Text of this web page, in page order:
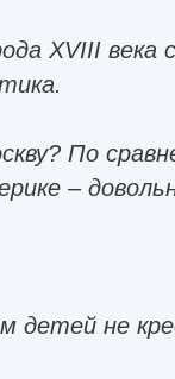
XVIII века
По
–
детей не